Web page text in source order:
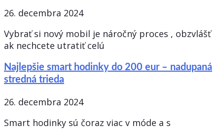
26. decembra 2024
Vybrať si nový mobil je náročný proces , obzvlášť
ak nechcete utratiť celú
Najlepšie smart hodinky do 200 eur – nadupaná
stredná trieda
26. decembra 2024
Smart hodinky sú čoraz viac v móde a s